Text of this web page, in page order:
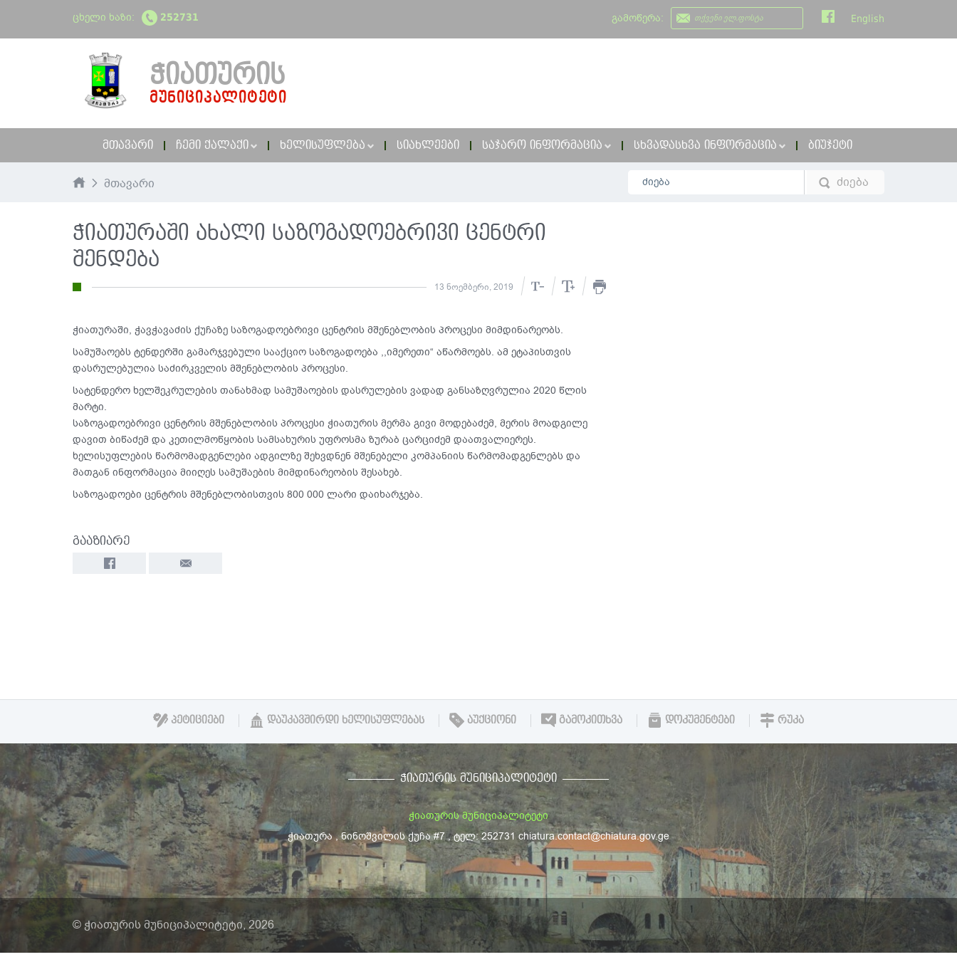
ცხელი ხაზი: 252731 გამოწერა: English
ᲭᲘᲐᲗᲣᲠᲘᲡ
ᲛᲣᲜᲘᲪᲘᲞᲐᲚᲘᲢᲔᲢᲘ
ᲛᲗᲐᲕᲐᲠᲘ ᲩᲔᲛᲘ ᲥᲐᲚᲐᲥᲘ ᲮᲔᲚᲘᲡᲣᲤᲚᲔᲑᲐ ᲡᲘᲐᲮᲚᲔᲔᲑᲘ ᲡᲐᲯᲐᲠᲝ ᲘᲜᲤᲝᲠᲛᲐᲪᲘᲐ ᲡᲮᲕᲐᲓᲐᲡᲮᲕᲐ ᲘᲜᲤᲝᲠᲛᲐᲪᲘᲐ ᲑᲘᲣᲯᲔᲢᲘ
მთავარი
ჭიათურაში ახალი საზოგადოებრივი ცენტრი
შენდება
13 ნოემბერი, 2019
ჭიათურაში, ჭავჭავაძის ქუჩაზე საზოგადოებრივი ცენტრის მშენებლობის პროცესი მიმდინარეობს.
სამუშაოებს ტენდერში გამარჯვებული სააქციო საზოგადოება ,,იმერეთი“ აწარმოებს. ამ ეტაპისთვის
დასრულებულია საძირკველის მშენებლობის პროცესი.
სატენდერო ხელშეკრულების თანახმად სამუშაოების დასრულების ვადად განსაზღვრულია 2020 წლის
მარტი.
საზოგადოებრივი ცენტრის მშენებლობის პროცესი ჭიათურის მერმა გივი მოდებაძემ, მერის მოადგილე
დავით ბიწაძემ და კეთილმოწყობის სამსახურის უფროსმა ზურაბ ცარციძემ დაათვალიერეს.
ხელისუფლების წარმომადგენლები ადგილზე შეხვდნენ მშენებელი კომპანიის წარმომადგენლებს და
მათგან ინფორმაცია მიიღეს სამუშაების მიმდინარეობის შესახებ.
საზოგადოები ცენტრის მშენებლობისთვის 800 000 ლარი დაიხარჯება.
გააზიარე
ᲞᲔᲢᲘᲪᲘᲔᲑᲘ ᲓᲐᲣᲙᲐᲕᲨᲘᲠᲓᲘ ᲮᲔᲚᲘᲡᲣᲤᲚᲔᲑᲐᲡ ᲐᲣᲥᲪᲘᲝᲜᲘ ᲒᲐᲛᲝᲙᲘᲗᲮᲕᲐ ᲓᲝᲙᲣᲛᲔᲜᲢᲔᲑᲘ ᲠᲣᲙᲐ
ᲭᲘᲐᲗᲣᲠᲘᲡ ᲛᲣᲜᲘᲪᲘᲞᲐᲚᲘᲢᲔᲢᲘ
ჭიათურის მუნიციპალიტეტი
ჭიათურა , ნინოშვილის ქუჩა #7 , ტელ: 252731 chiatura.contact@chiatura.gov.ge
© ჭიათურის მუნიციპალიტეტი, 2026